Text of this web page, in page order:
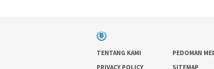
TENTANG KAMI PEDOMAN